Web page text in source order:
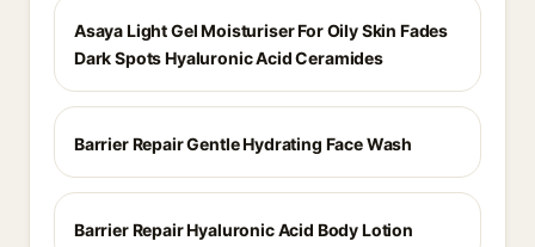
Asaya Light Gel Moisturiser For Oily Skin Fades
Dark Spots Hyaluronic Acid Ceramides
Barrier Repair Gentle Hydrating Face Wash
Barrier Repair Hyaluronic Acid Body Lotion